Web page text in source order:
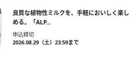
良質な植物性ミルクを、手軽においしく楽し
める。「ALP...
申込締切
2026.08.29（土）23:59まで